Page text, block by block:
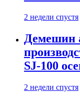
2 недели спустя
Демешин
SJ-100
2 недели спустя